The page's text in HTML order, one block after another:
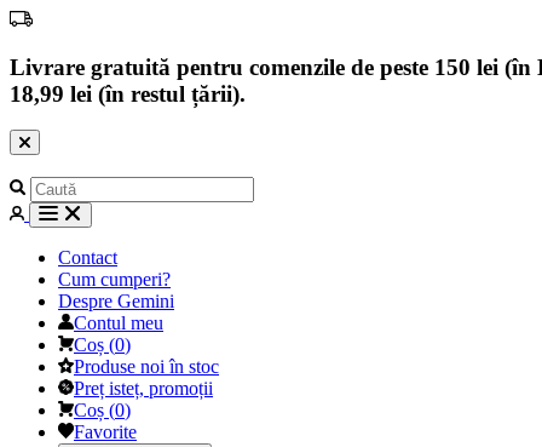
Livrare gratuită pentru comenzile de peste 150 lei
18,99 lei (în restul țării).
Contact
Cum cumperi?
Despre Gemini
Contul meu
Coș (0)
Produse noi în stoc
Preț isteț, promoții
Coș (0)
Favorite